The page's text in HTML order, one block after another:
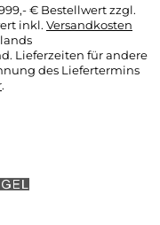
€ Bestellwert zzgl.
inkl. Versandkosten
Lieferzeiten für andere
des Liefertermins
.